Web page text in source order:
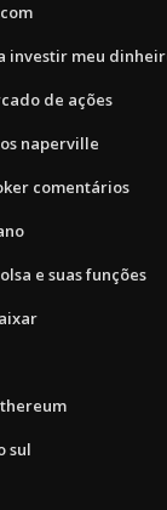
investir meu
de ações
naperville
comentários
e suas funções
sul